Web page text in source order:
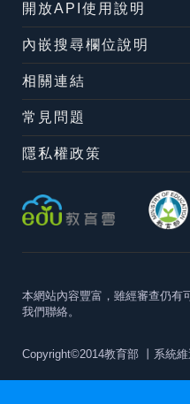
開放API使用說明
內嵌搜尋欄位說明
相關連結
常見問題
隱私權政策
本網站內容豐富，雖經審查仍有
我們聯絡。
Copyright©2014教育部 丨系統